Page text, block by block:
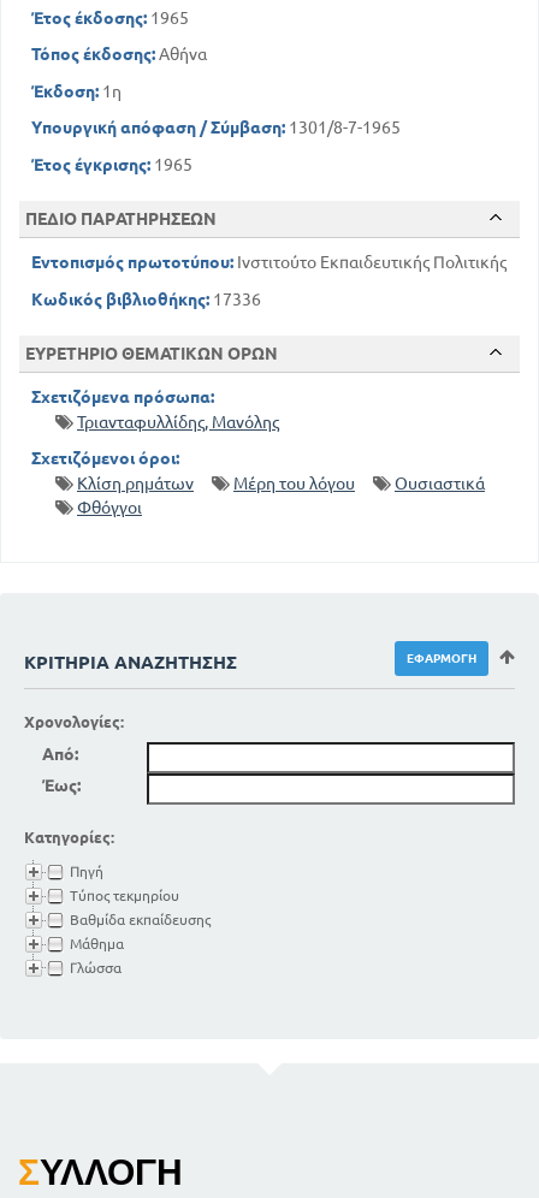
ΤΑ ΡΗΜΑΤΑ
Τα θέματα
Ρήματα ελλειπτικά, απρόσωπα, ανώμαλα
ΑΚΛΙΤΑ ΜΕΡΗ ΤΟΥ ΛΟΓΟΥ
149
Προθέσεις
152
Σύνδεσμοι
Έτος έκδοσης: 1965
Τόπος έκδοσης:Αθήνα
Έκδοση: 1η
Υπουργική απόφαση / Σύμβαση: 1301/8-7-1965
Έτος έγκρισης: 1965
ΠΕΔΙΟ ΠΑΡΑΤΗΡΗΣΕΩΝ
Εντοπισμός πρωτοτύπου: Ινστιτούτο Εκπαιδευτικής Πολιτικής
Κωδικός βιβλιοθήκης: 17336
ΕΥΡΕΤΗΡΙΟ ΘΕΜΑΤΙΚΩΝ ΟΡΩΝ
Σχετιζόμενα πρόσωπα:
Τριανταφυλλίδης, Μανόλης
Σχετιζόμενοι όροι:
Κλίση ρημάτων
Μέρη του λόγου
Ουσιαστικά
Φθόγγοι
ΚΡΙΤΉΡΙΑ ΑΝΑΖΉΤΗΣΗΣ
Χρονολογίες:
Από:
Έως:
Κατηγορίες:
Πηγή
Τύπος τεκμηρίου
Βαθμίδα εκπαίδευσης
Μάθημα
Γλώσσα
ΣΥΛΛΟΓΉ